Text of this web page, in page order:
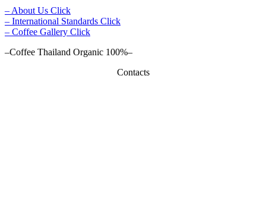
– About Us Click
– International Standards Click
– Coffee Gallery Click
–Coffee Thailand Organic 100%–
Contacts